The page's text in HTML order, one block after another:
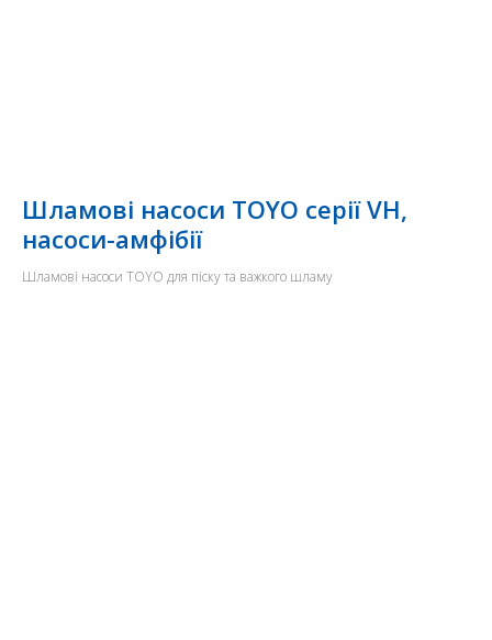
Шламові насоси TOYO серії VH,
насоси-амфібії
Шламові насоси TOYO для піску та важкого шламу